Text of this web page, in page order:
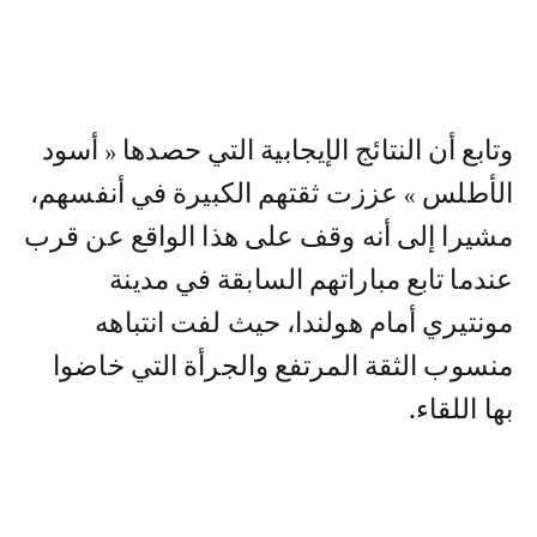
وتابع أن النتائج الإيجابية التي حصدها « أسود
الأطلس » عززت ثقتهم الكبيرة في أنفسهم،
مشيرا إلى أنه وقف على هذا الواقع عن قرب
عندما تابع مباراتهم السابقة في مدينة
مونتيري أمام هولندا، حيث لفت انتباهه
منسوب الثقة المرتفع والجرأة التي خاضوا
بها اللقاء.